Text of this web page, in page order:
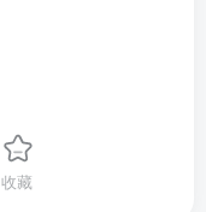
收藏